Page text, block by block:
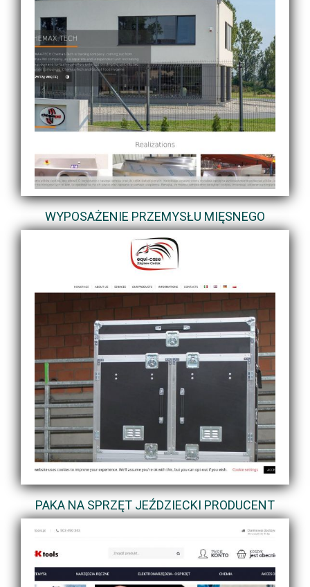
WYPOSAŻENIE PRZEMYSŁU MIĘSNEGO
PAKA NA SPRZĘT JEŹDZIECKI PRODUCENT